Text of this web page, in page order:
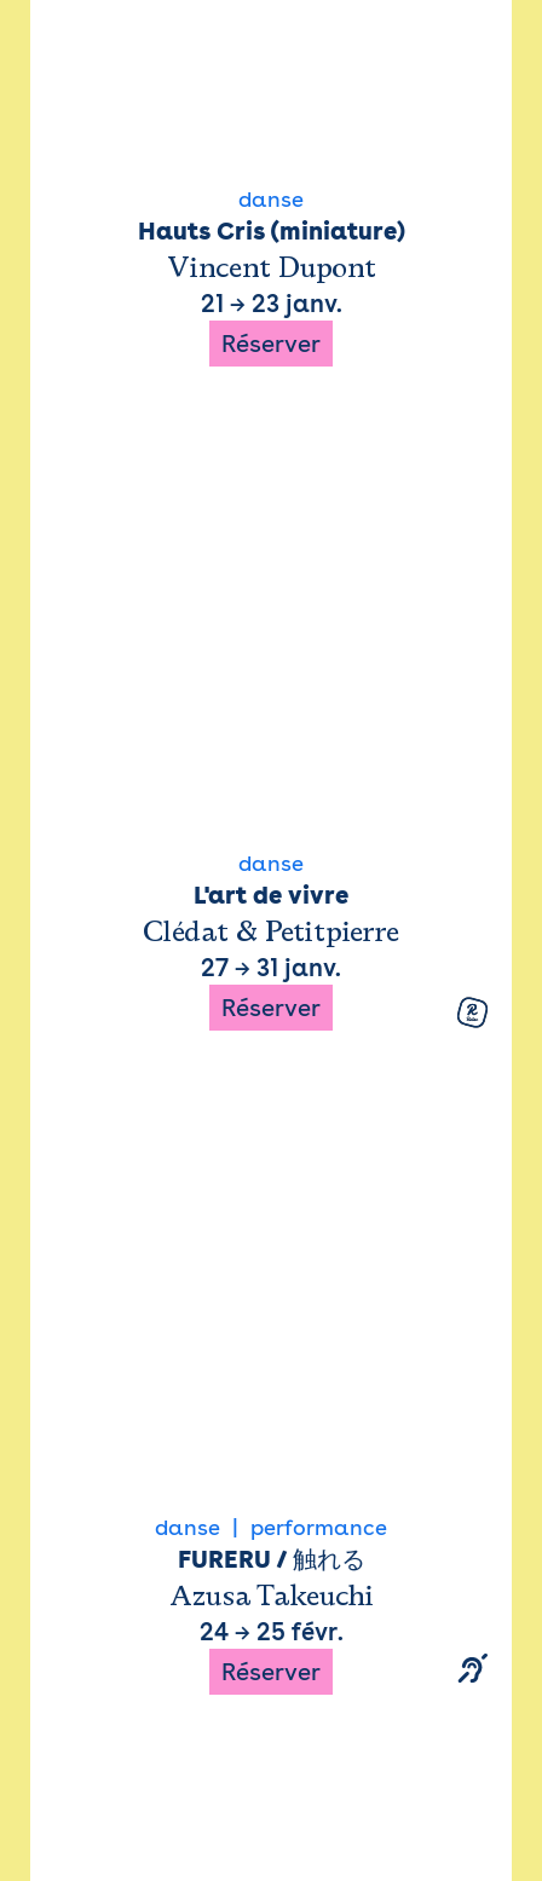
danse
Hauts Cris (miniature)
Vincent Dupont
21 → 23 janv.
Réserver
danse
L'art de vivre
Clédat & Petitpierre
27 → 31 janv.
Réserver
danse performance
FURERU / 触れる
Azusa Takeuchi
24→ 25 févr.
Réserver